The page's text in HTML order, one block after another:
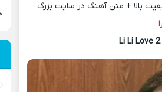
بالا + متن آهنگ در سایت بزرگ
Li Li Love